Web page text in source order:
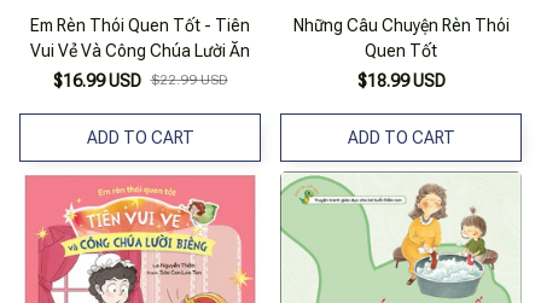
Em Rèn Thói Quen Tốt - Tiên
Vui Vẻ Và Công Chúa Lười Ăn
$16.99 USD $22.99 USD
ADD TO CART
Những Câu Chuyện Rèn Thói
Quen Tốt
$18.99 USD
ADD TO CART